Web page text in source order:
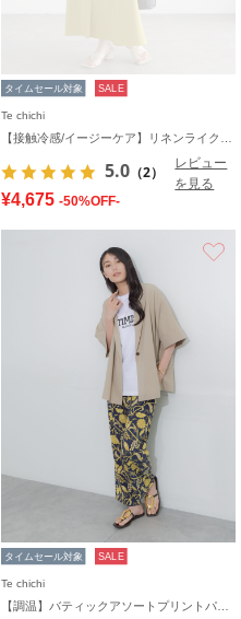
タイムセール対象 SALE
Te chichi
5.0 （2）
レビュー
を見る
¥4,675 -50%OFF-
タイムセール対象 SALE
Te chichi